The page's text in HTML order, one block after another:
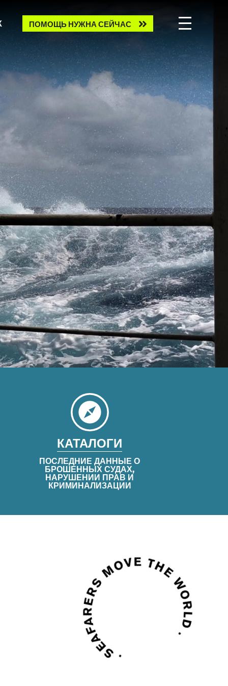
Need
help
now?
ПОМОЩЬ НУЖНА СЕЙЧАС
КАТАЛОГИ
ПОСЛЕДНИЕ ДАННЫЕ О
БРОШЕННЫХ СУДАХ,
НАРУШЕНИИ ПРАВ И
КРИМИНАЛИЗАЦИИ